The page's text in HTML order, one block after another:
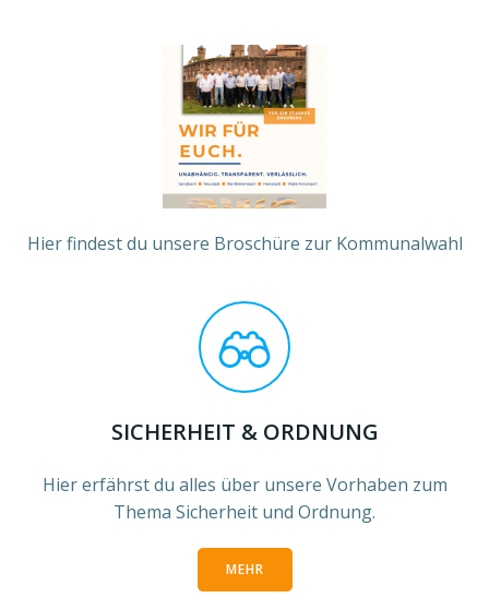
Hier findest du unsere Broschüre zur Kommunalwahl
SICHERHEIT & ORDNUNG
Hier erfährst du alles über unsere Vorhaben zum
Thema Sicherheit und Ordnung.
MEHR